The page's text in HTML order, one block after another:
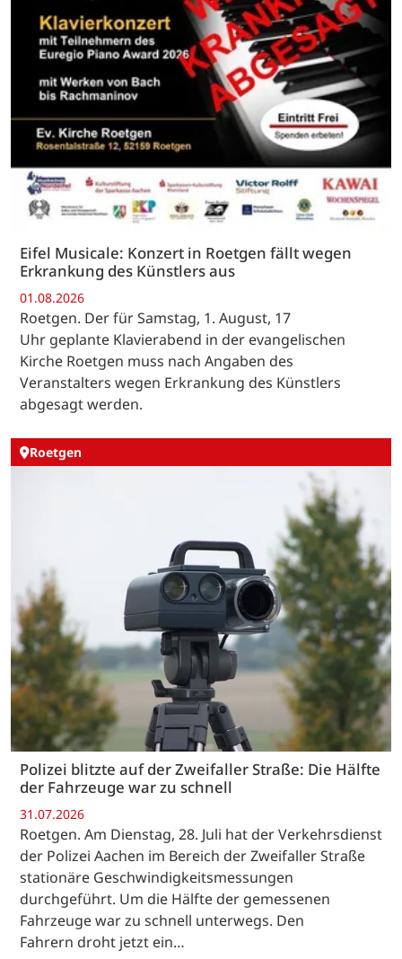
Eifel Musicale: Konzert in Roetgen fällt wegen
Erkrankung des Künstlers aus
01.08.2026
Roetgen. Der für Samstag, 1. August, 17
Uhr geplante Klavierabend in der evangelischen
Kirche Roetgen muss nach Angaben des
Veranstalters wegen Erkrankung des Künstlers
abgesagt werden.
Roetgen
Polizei blitzte auf der Zweifaller Straße: Die Hälfte
der Fahrzeuge war zu schnell
31.07.2026
Roetgen. Am Dienstag, 28. Juli hat der Verkehrsdienst
der Polizei Aachen im Bereich der Zweifaller Straße
stationäre Geschwindigkeitsmessungen
durchgeführt. Um die Hälfte der gemessenen
Fahrzeuge war zu schnell unterwegs. Den
Fahrern droht jetzt ein…